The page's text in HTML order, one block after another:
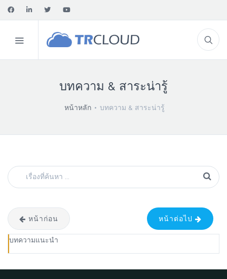
บทความ & สาระน่ารู้
หน้าหลัก บทความ & สาระน่ารู้
หน้าก่อน หน้าต่อไป
บทความแนะนำ